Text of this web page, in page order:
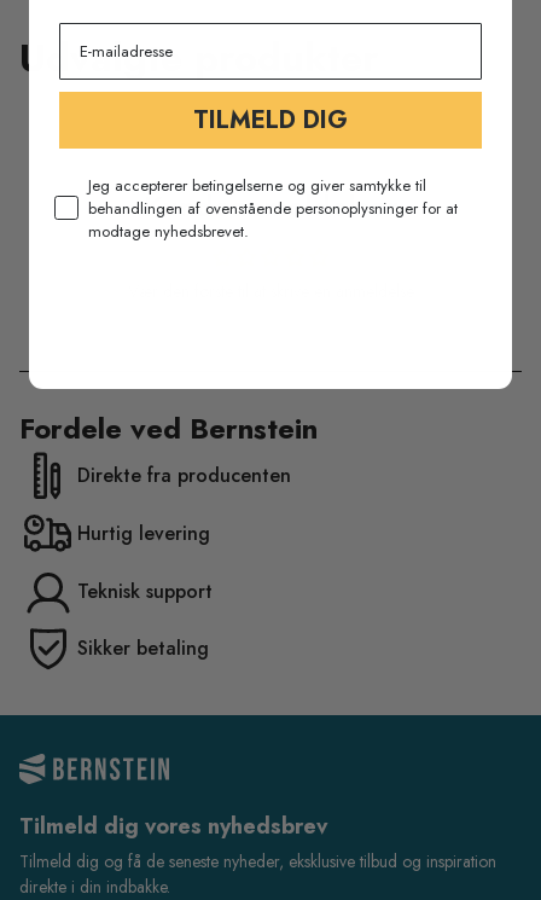
Udvalgte produkter
Kundeanmeldelser
Fordele ved Bernstein
Direkte fra producenten
Hurtig levering
Teknisk support
Sikker betaling
Tilmeld dig vores nyhedsbrev
Tilmeld dig og få de seneste nyheder, eksklusive tilbud og inspiration
direkte i din indbakke.
TILMELD DIG
Jeg accepterer betingelserne og giver samtykke til
behandlingen af ovenstående personoplysninger for at
modtage nyhedsbrevet.